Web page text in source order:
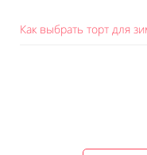
Как выбрать торт для